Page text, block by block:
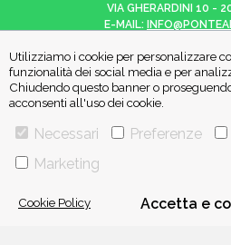
Utilizziamo i cookie per personalizzare
funzionalità dei social media e per
Chiudendo questo banner o
acconsenti all'uso dei cookie.
Necessari Preferenze
Marketing
Cookie Policy Accetta e
VIA GHERARDINI 10 -
E-MAIL:
ADRIANO SALANI
P. IVA
CHI SIAMO
PRIVACY POLICY